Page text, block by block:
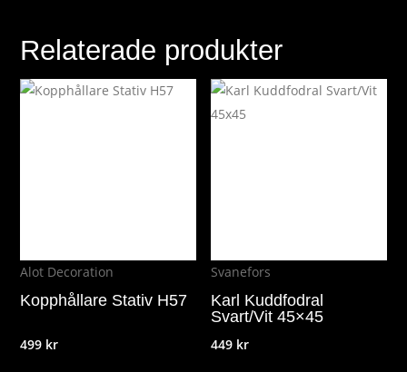
Relaterade produkter
Alot Decoration
Kopphållare Stativ H57
499 kr
Svanefors
Karl Kuddfodral
Svart/Vit 45×45
449 kr